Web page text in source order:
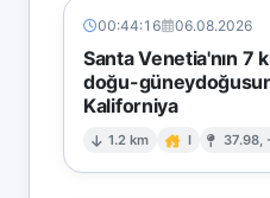
00:44:16 06.08.2026
Santa Venetia'nın 7
doğu-
Kaliforniya
1.2 km I 37.98,